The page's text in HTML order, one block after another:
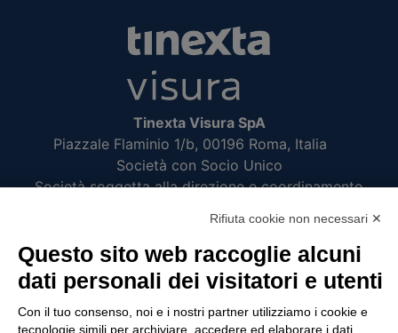
Tinexta Visura SpA
Piazzale Flaminio 1/b, 00196 Roma, Italia
Società con Socio Unico
Società soggetta alla direzione e coordinamento
P.IVA 05338771008 REA n. 877679
UTILITÀ
Recupero Password
Rifiuta cookie non necessari ✕
Questo sito web raccoglie alcuni
dati personali dei visitatori e utenti
Con il tuo consenso, noi e i nostri partner utilizziamo i cookie e
tecnologie simili per archiviare, accedere ed elaborare i dati